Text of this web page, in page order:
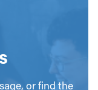
or find the